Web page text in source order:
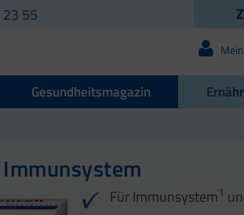
55
Gesundheitsmagazin
Für Immunsystem1
Haare und Nägel
1 2
Darmflora
3